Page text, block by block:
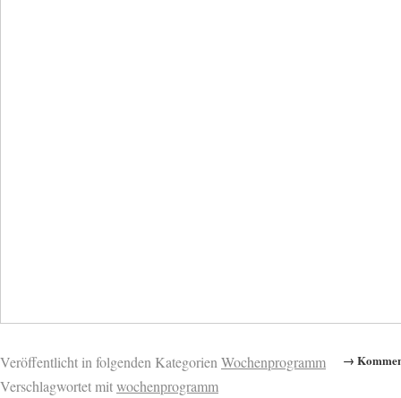
→
Veröffentlicht in folgenden KategorienWochenprogramm
Verschlagwortet mitwochenprogramm